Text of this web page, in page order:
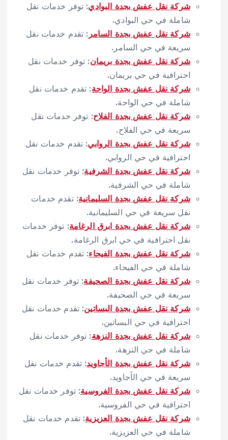
شركة نقل عفش بجدة البوادي: توفر خدمات نقل
شاملة في حي البوادي.
شركة نقل عفش بجدة السامر : تقدم خدمات نقل
سريعة في حي السامر.
شركة نقل عفش بجدة بريمان: توفر خدمات نقل
احترافية في حي بريمان.
شركة نقل عفش بجدة الواحة: تقدم خدمات نقل
شاملة في حي الواحة.
شركة نقل عفش بجدة الفلاح: توفر خدمات نقل
سريعة في حي الفلاح.
شركة نقل عفش بجدة الروابي: تقدم خدمات نقل
احترافية في حي الروابي.
شركة نقل عفش بجدة الشرفية: توفر خدمات نقل
شاملة في حي الشرفية.
شركة نقل عفش بجدة السليمانية: تقدم خدمات
نقل سريعة في حي السليمانية.
شركة نقل عفش بجدة ابرق الرغامة: توفر خدمات
نقل احترافية في حي ابرق الرغامة.
شركة نقل عفش بجدة الفيحاء: تقدم خدمات نقل
شاملة في حي الفيحاء.
شركة نقل عفش بجدة الصحيفة: توفر خدمات نقل
سريعة في حي الصحيفة.
شركة نقل عفش بجدة البساتين: تقدم خدمات نقل
احترافية في حي البساتين.
شركة نقل عفش بجدة النزهة: توفر خدمات نقل
شاملة في حي النزهة.
شركة نقل عفش بجدة الأجاويد: تقدم خدمات نقل
سريعة في حي الأجاويد.
شركة نقل عفش بجدة الفروسية: توفر خدمات نقل
احترافية في حي الفروسية.
شركة نقل عفش بجدة العزيزية: تقدم خدمات نقل
شاملة في حي العزيزية.